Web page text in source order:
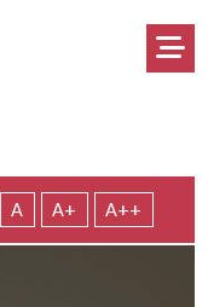
kontrastowa
Wersja domyślna
A A+ A++